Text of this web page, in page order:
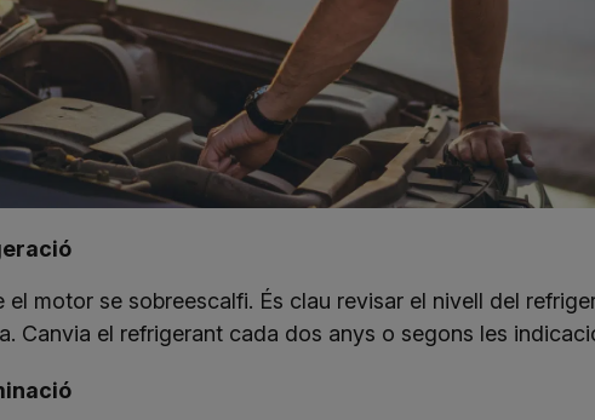
motor se sobreescalfi. És clau revisar el nivell del
Canvia el refrigerant cada dos anys o segons les